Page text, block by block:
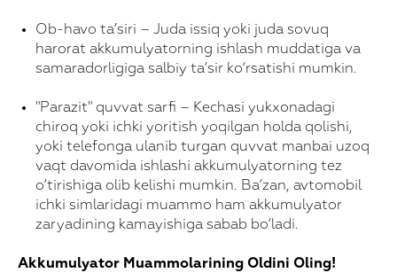
Ob-havo ta’siri – Juda issiq yoki juda sovuq
harorat akkumulyatorning ishlash muddatiga va
samaradorligiga salbiy ta’sir ko‘rsatishi mumkin.
"Parazit" quvvat sarfi – Kechasi yukxonadagi
chiroq yoki ichki yoritish yoqilgan holda qolishi,
yoki telefonga ulanib turgan quvvat manbai uzoq
vaqt davomida ishlashi akkumulyatorning tez
o‘tirishiga olib kelishi mumkin. Ba’zan, avtomobil
ichki simlaridagi muammo ham akkumulyator
zaryadining kamayishiga sabab bo‘ladi.
Akkumulyator Muammolarining Oldini Oling!
Ma'lumotlaringizni qoldiring va biz siz
bilan bog’lanamiz
Telefon raqamingiz
+998